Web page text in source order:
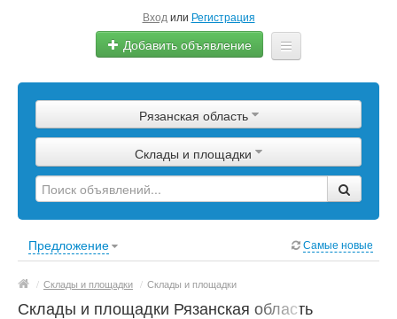
Вход или Регистрация
Добавить объявление
Сырье
Изделия
Оборудование
Рязанская область
Склады и площадки
Предложение Самые новые
/ Склады и площадки / Склады и площадки
Склады и площадки Рязанская область